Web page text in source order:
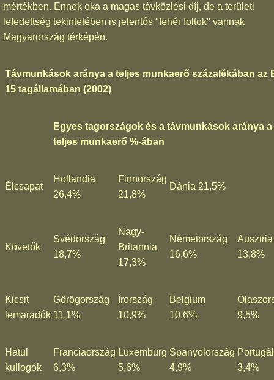
mértékben. Ennek oka a magas távközlési díj, de a területi
lefedettség tekintetében is jelentős "fehér foltok" vannak
Magyarország térképén.
Távmunkások aránya a teljes munkaerő százalékában az
15 tagállamában (2002)
Egyes tagországok és a távmunkások aránya a
teljes munkaerő %-ában
Élcsapat
Hollandia
26,4%
Finnország
21,8%
Dánia 21,5%
Követők
Svédország
18,7%
Nagy-
Britannia
17,3%
Németország
16,6%
Ausztria
13,8%
Kicsit
lemaradók
Görögország
11,1%
Írország
10,9%
Belgium
10,6%
9,5%
Hátul
kullogók
Franciaország
6,3%
Luxemburg
5,6%
Spanyolország
4,9%
3,4%